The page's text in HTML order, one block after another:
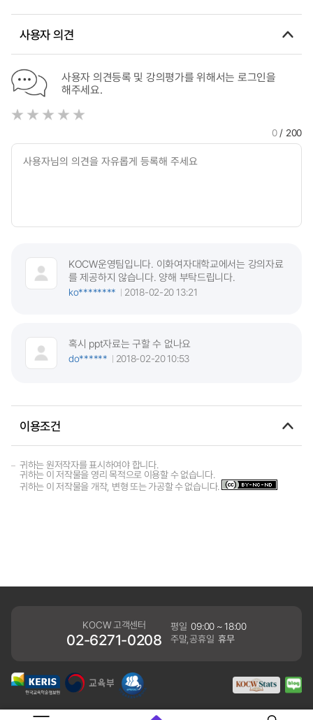
for computer forensics
사용자 의견
사용자 의견등록 및 강의평가를 위해서는 로그인을
해주세요.
0/ 200
KOCW운영팀입니다. 이화여자대학교에서는 강의자료
를 제공하지 않습니다. 양해 부탁드립니다.
ko********
2018-02-20 13:21
혹시 ppt자료는 구할 수 없나요
do******
2018-02-20 10:53
이용조건
귀하는 원저작자를 표시하여야 합니다.
귀하는 이 저작물을 영리 목적으로 이용할 수 없습니다.
귀하는 이 저작물을 개작, 변형 또는 가공할 수 없습니다.
KOCW 고객센터
02-6271-0208
평일 09:00 ~ 18:00
주말,공휴일 휴무